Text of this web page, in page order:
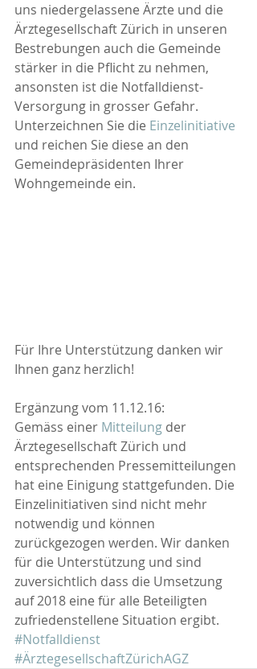
uns niedergelassene Ärzte und die
Ärztegesellschaft Zürich in unseren
Bestrebungen auch die Gemeinde
stärker in die Pflicht zu nehmen,
ansonsten ist die Notfalldienst-
Versorgung in grosser Gefahr.
Unterzeichnen Sie die Einzelinitiative
und reichen Sie diese an den
Gemeindepräsidenten Ihrer
Wohngemeinde ein.
Für Ihre Unterstützung danken wir
Ihnen ganz herzlich!
Ergänzung vom 11.12.16:
Gemäss einer Mitteilung der
Ärztegesellschaft Zürich und
entsprechenden Pressemitteilungen
hat eine Einigung stattgefunden. Die
Einzelinitiativen sind nicht mehr
notwendig und können
zurückgezogen werden. Wir danken
für die Unterstützung und sind
zuversichtlich dass die Umsetzung
auf 2018 eine für alle Beteiligten
zufriedenstellene Situation ergibt.
#Notfalldienst
#ÄrztegesellschaftZürichAGZ